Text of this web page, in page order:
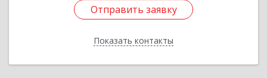
Отправить заявку
Показать контакты
Отправить заявку
Назад